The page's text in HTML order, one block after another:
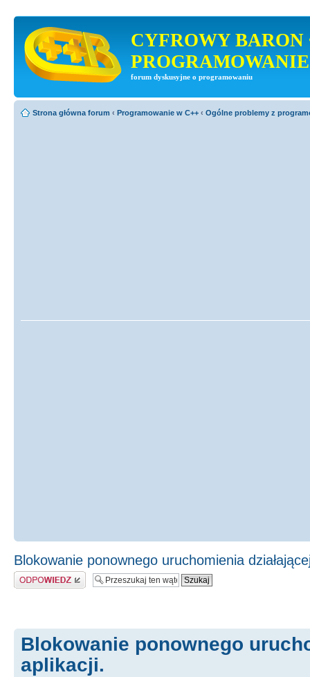
CYFROWY BARON
PROGRAMOWANIE
forum dyskusyjne o programowaniu
Strona główna forum ‹ Programowanie w C++ ‹ Ogólne problemy z
Blokowanie ponownego uruchomienia
Odpowiedz
Blokowanie ponownego
aplikacji.